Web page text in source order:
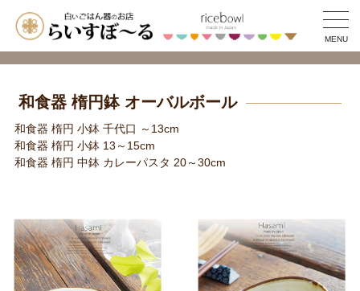
MENU
和食器 楕円鉢 オーバルボール
和食器 楕円 小鉢 千代口 ～13cm
和食器 楕円 小鉢 13～15cm
和食器 楕円 中鉢 カレーパスタ 20～30cm